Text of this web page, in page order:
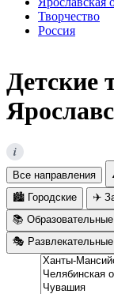
Творчество
Россия
Детские
i
Все направления
🏙️ Городские
✈️
📚
🎭